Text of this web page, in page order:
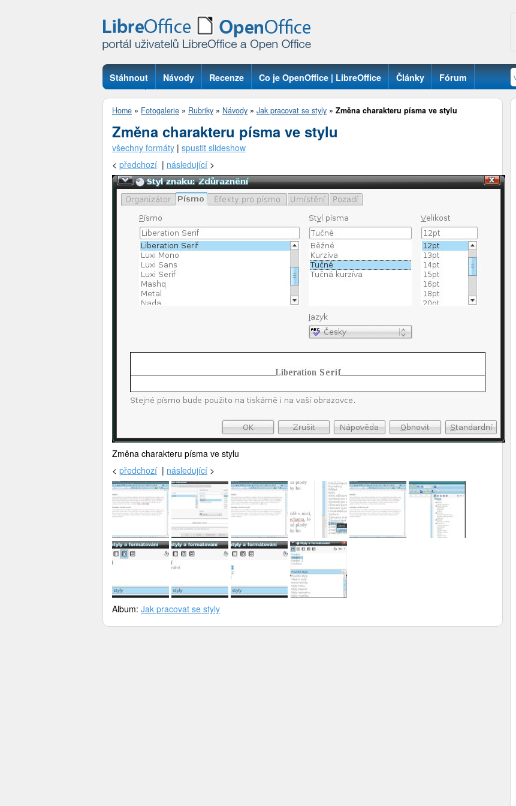
Stáhnout Návody Recenze Co je OpenOffice | LibreOffice Články Fórum
Otázky
Home » Fotogalerie » Rubriky » Návody » Jak pracovat se styly » Změna charakteru písma ve stylu
Změna charakteru písma ve stylu
všechny formáty | spustit slideshow
< předchozí | následující >
Změna charakteru písma ve stylu
< předchozí | následující >
Album: Jak pracovat se styly